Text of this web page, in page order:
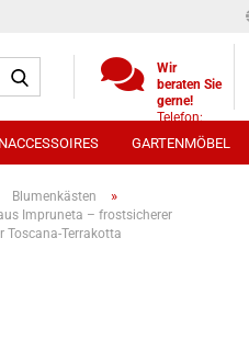
Wir
beraten Sie
gerne!
Telefon:
(0)521
9886494
5330431
GARTENMÖBEL
Blumenkästen »
Impruneta – frostsicherer
Toscana-Terrakotta